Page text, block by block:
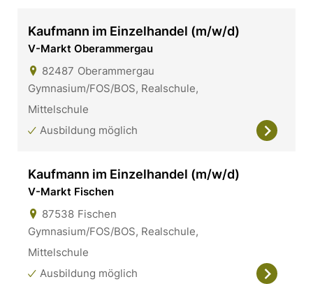
Kaufmann im Einzelhandel (m/w/d)
V-Markt Oberammergau
82487 Oberammergau
Gymnasium/FOS/BOS, Realschule,
Mittelschule
Ausbildung möglich
Kaufmann im Einzelhandel (m/w/d)
V-Markt Fischen
87538 Fischen
Gymnasium/FOS/BOS, Realschule,
Mittelschule
Ausbildung möglich